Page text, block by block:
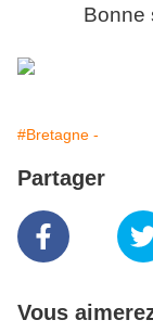
Bonne
#Bretagne -
Partager
Vous